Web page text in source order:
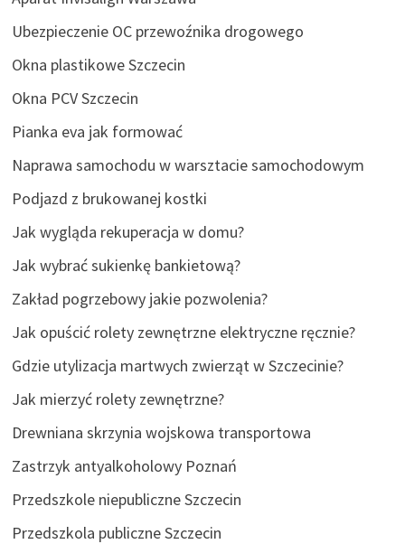
Ubezpieczenie OC przewoźnika drogowego
Okna plastikowe Szczecin
Okna PCV Szczecin
Pianka eva jak formować
Naprawa samochodu w warsztacie samochodowym
Podjazd z brukowanej kostki
Jak wygląda rekuperacja w domu?
Jak wybrać sukienkę bankietową?
Zakład pogrzebowy jakie pozwolenia?
Jak opuścić rolety zewnętrzne elektryczne ręcznie?
Gdzie utylizacja martwych zwierząt w Szczecinie?
Jak mierzyć rolety zewnętrzne?
Drewniana skrzynia wojskowa transportowa
Zastrzyk antyalkoholowy Poznań
Przedszkole niepubliczne Szczecin
Przedszkola publiczne Szczecin